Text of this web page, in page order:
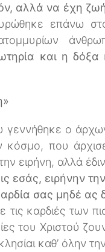
αλλά να έχη
επάνω
και η δόξα
γεννήθηκε ο
κόσμο, που
ειρήνη, αλλά
εσάς, ειρήνην
σας μηδέ ας
τις καρδιές των
του Χριστού
καθ’ όλην